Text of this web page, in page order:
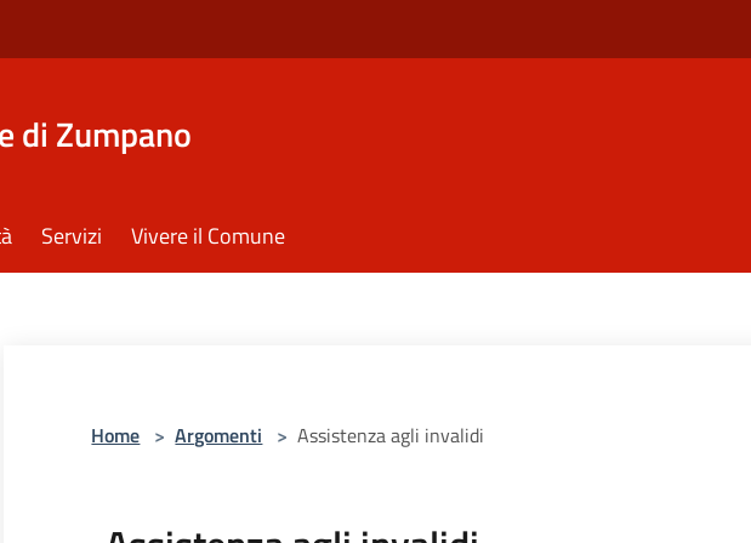
di Zumpano
Servizi Vivere il Comune
Home > Argomenti > Assistenza agli invalidi